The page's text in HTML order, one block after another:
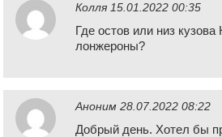
Колля 15.01.2022 00:35
Где остов или низ
лонжероны?
Аноним 28.07.2022 08:22
Добрый день. Хотел бы